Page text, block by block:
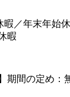
暇／年末年始
暇
期間の定め：